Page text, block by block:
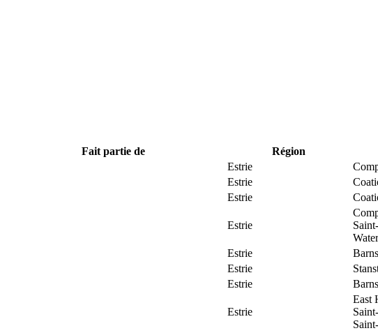
Fait partie de Région
Estrie
Estrie
Estrie
Estrie
Estrie
Estrie
Estrie
Estrie
East